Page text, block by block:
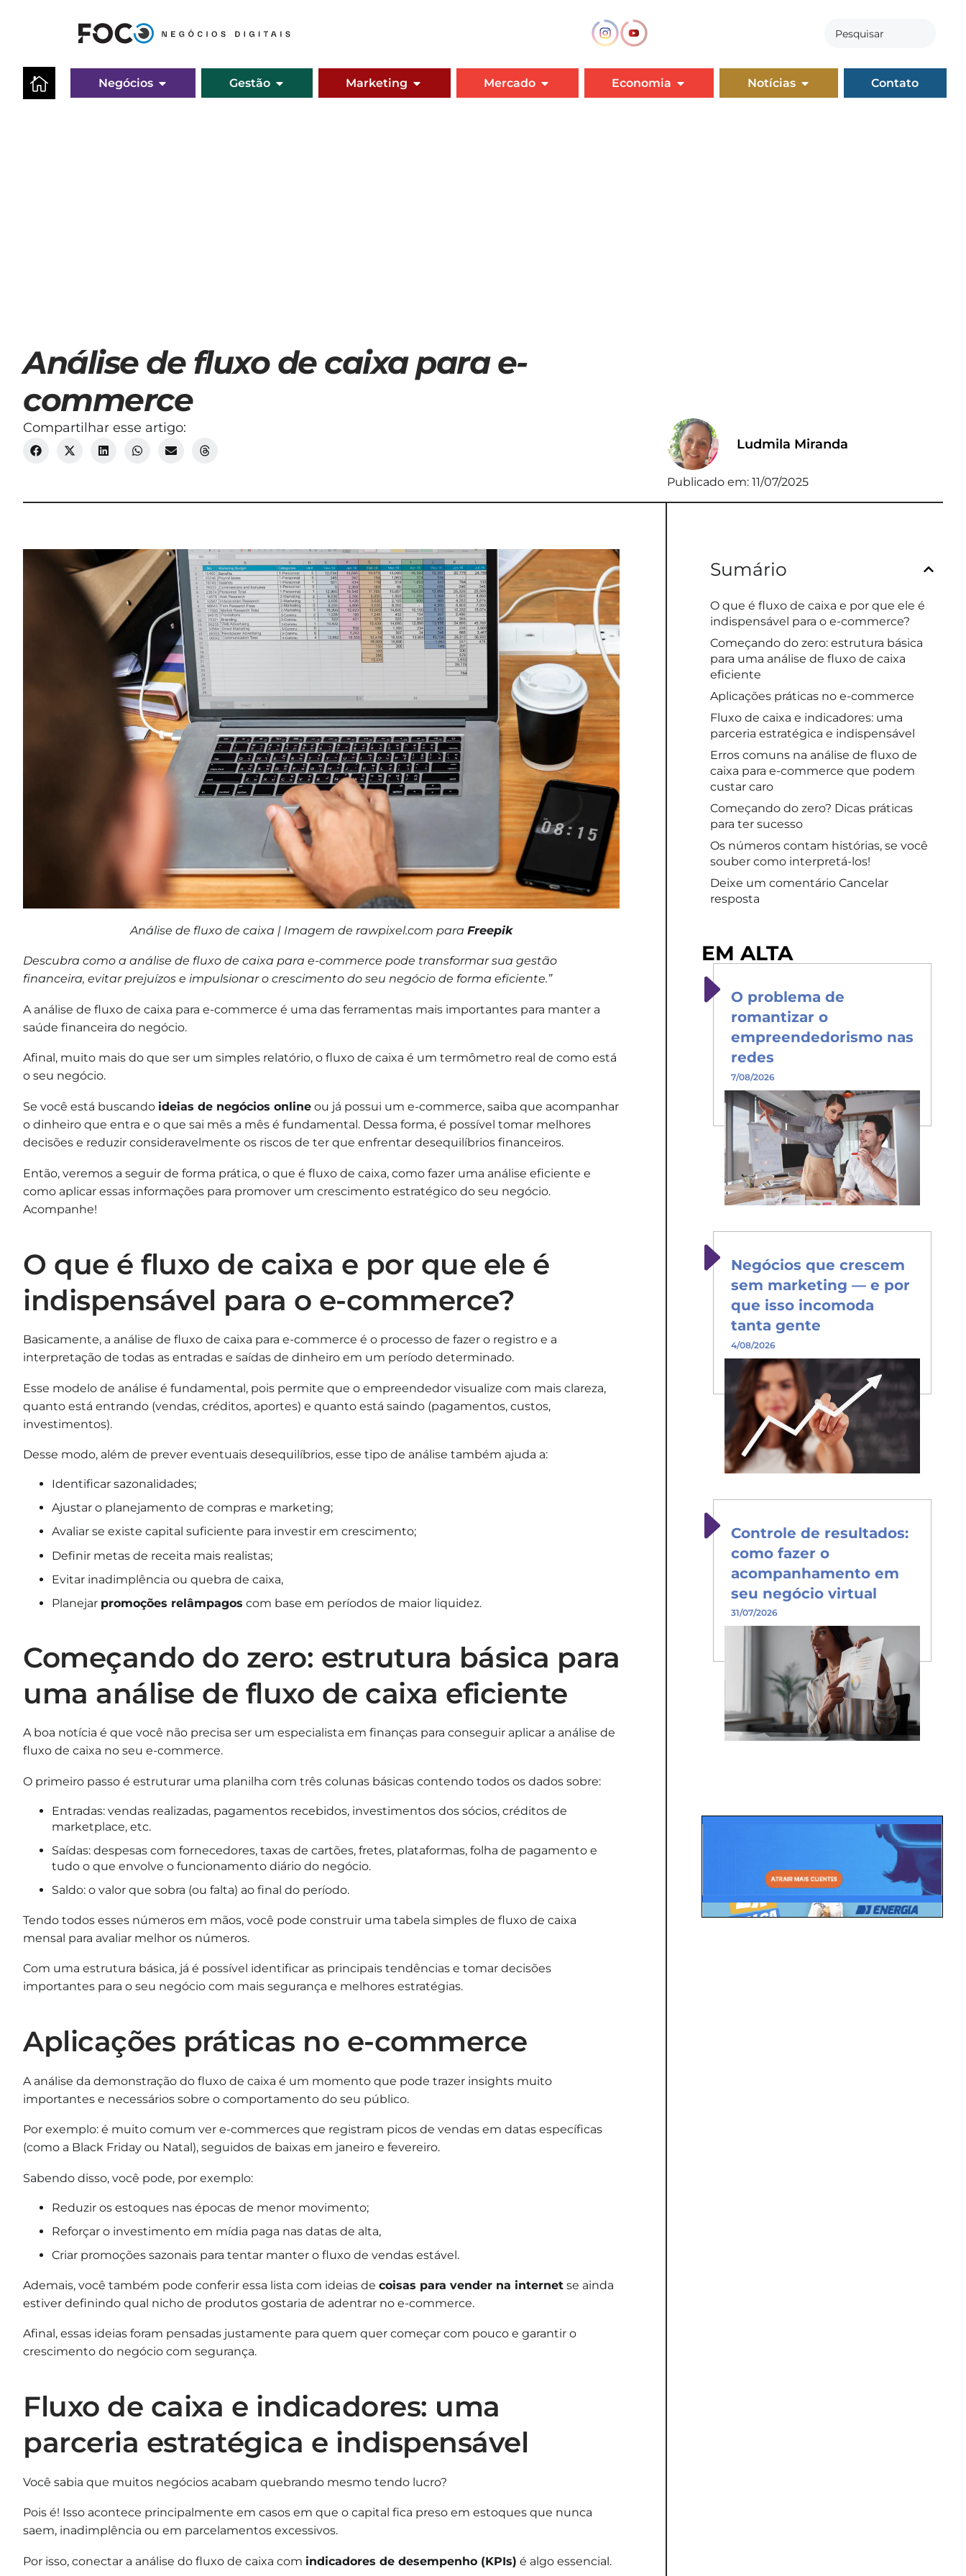
Negócios Gestão Marketing Mercado Economia Notícias Contato
Análise de fluxo de caixa para e-
commerce
Compartilhar esse artigo:
Ludmila Miranda
Publicado em: 11/07/2025
Análise de fluxo de caixa | Imagem de rawpixel.com para Freepik
Descubra como a análise de fluxo de caixa para e-commerce pode transformar sua gestão
financeira, evitar prejuízos e impulsionar o crescimento do seu negócio de forma eficiente.”
A análise de fluxo de caixa para e-commerce é uma das ferramentas mais importantes para manter a
saúde financeira do negócio.
Afinal, muito mais do que ser um simples relatório, o fluxo de caixa é um termômetro real de como está
o seu negócio.
Se você está buscando ideias de negócios online ou já possui um e-commerce, saiba que acompanhar
o dinheiro que entra e o que sai mês a mês é fundamental. Dessa forma, é possível tomar melhores
decisões e reduzir consideravelmente os riscos de ter que enfrentar desequilíbrios financeiros.
Então, veremos a seguir de forma prática, o que é fluxo de caixa, como fazer uma análise eficiente e
como aplicar essas informações para promover um crescimento estratégico do seu negócio.
Acompanhe!
O que é fluxo de caixa e por que ele é
indispensável para o e-commerce?
Basicamente, a análise de fluxo de caixa para e-commerce é o processo de fazer o registro e a
interpretação de todas as entradas e saídas de dinheiro em um período determinado.
Esse modelo de análise é fundamental, pois permite que o empreendedor visualize com mais clareza,
quanto está entrando (vendas, créditos, aportes) e quanto está saindo (pagamentos, custos,
investimentos).
Desse modo, além de prever eventuais desequilíbrios, esse tipo de análise também ajuda a:
Identificar sazonalidades;
Ajustar o planejamento de compras e marketing;
Avaliar se existe capital suficiente para investir em crescimento;
Definir metas de receita mais realistas;
Evitar inadimplência ou quebra de caixa,
Planejar promoções relâmpagos com base em períodos de maior liquidez.
Começando do zero: estrutura básica para
uma análise de fluxo de caixa eficiente
A boa notícia é que você não precisa ser um especialista em finanças para conseguir aplicar a análise de
fluxo de caixa no seu e-commerce.
O primeiro passo é estruturar uma planilha com três colunas básicas contendo todos os dados sobre:
Entradas: vendas realizadas, pagamentos recebidos, investimentos dos sócios, créditos de
marketplace, etc.
Saídas: despesas com fornecedores, taxas de cartões, fretes, plataformas, folha de pagamento e
tudo o que envolve o funcionamento diário do negócio.
Saldo: o valor que sobra (ou falta) ao final do período.
Tendo todos esses números em mãos, você pode construir uma tabela simples de fluxo de caixa
mensal para avaliar melhor os números.
Com uma estrutura básica, já é possível identificar as principais tendências e tomar decisões
importantes para o seu negócio com mais segurança e melhores estratégias.
Aplicações práticas no e-commerce
A análise da demonstração do fluxo de caixa é um momento que pode trazer insights muito
importantes e necessários sobre o comportamento do seu público.
Por exemplo: é muito comum ver e-commerces que registram picos de vendas em datas específicas
(como a Black Friday ou Natal), seguidos de baixas em janeiro e fevereiro.
Sabendo disso, você pode, por exemplo:
Reduzir os estoques nas épocas de menor movimento;
Reforçar o investimento em mídia paga nas datas de alta,
Criar promoções sazonais para tentar manter o fluxo de vendas estável.
Ademais, você também pode conferir essa lista com ideias de coisas para vender na internet se ainda
estiver definindo qual nicho de produtos gostaria de adentrar no e-commerce.
Afinal, essas ideias foram pensadas justamente para quem quer começar com pouco e garantir o
crescimento do negócio com segurança.
Fluxo de caixa e indicadores: uma
parceria estratégica e indispensável
Você sabia que muitos negócios acabam quebrando mesmo tendo lucro?
Pois é! Isso acontece principalmente em casos em que o capital fica preso em estoques que nunca
saem, inadimplência ou em parcelamentos excessivos.
Por isso, conectar a análise do fluxo de caixa com indicadores de desempenho (KPIs) é algo essencial.
Sumário
O que é fluxo de caixa e por que ele é
indispensável para o e-commerce?
Começando do zero: estrutura básica
para uma análise de fluxo de caixa
eficiente
Aplicações práticas no e-commerce
Fluxo de caixa e indicadores: uma
parceria estratégica e indispensável
Erros comuns na análise de fluxo de
caixa para e-commerce que podem
custar caro
Começando do zero? Dicas práticas
para ter sucesso
Os números contam histórias, se você
souber como interpretá-los!
Deixe um comentário Cancelar
resposta
EM ALTA
O problema de
romantizar o
empreendedorismo nas
redes
7/08/2026
Negócios que crescem
sem marketing — e por
que isso incomoda
tanta gente
4/08/2026
Controle de resultados:
como fazer o
acompanhamento em
seu negócio virtual
31/07/2026